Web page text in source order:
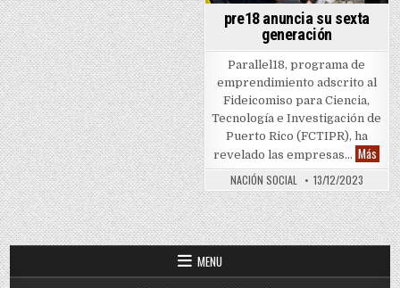
pre18 anuncia su sexta
generación
Parallel18, programa de
emprendimiento adscrito al
Fideicomiso para Ciencia,
Tecnología e Investigación de
Puerto Rico (FCTIPR), ha
revelado las empresas… Más
NACIÓN SOCIAL 13/12/2023
MENU